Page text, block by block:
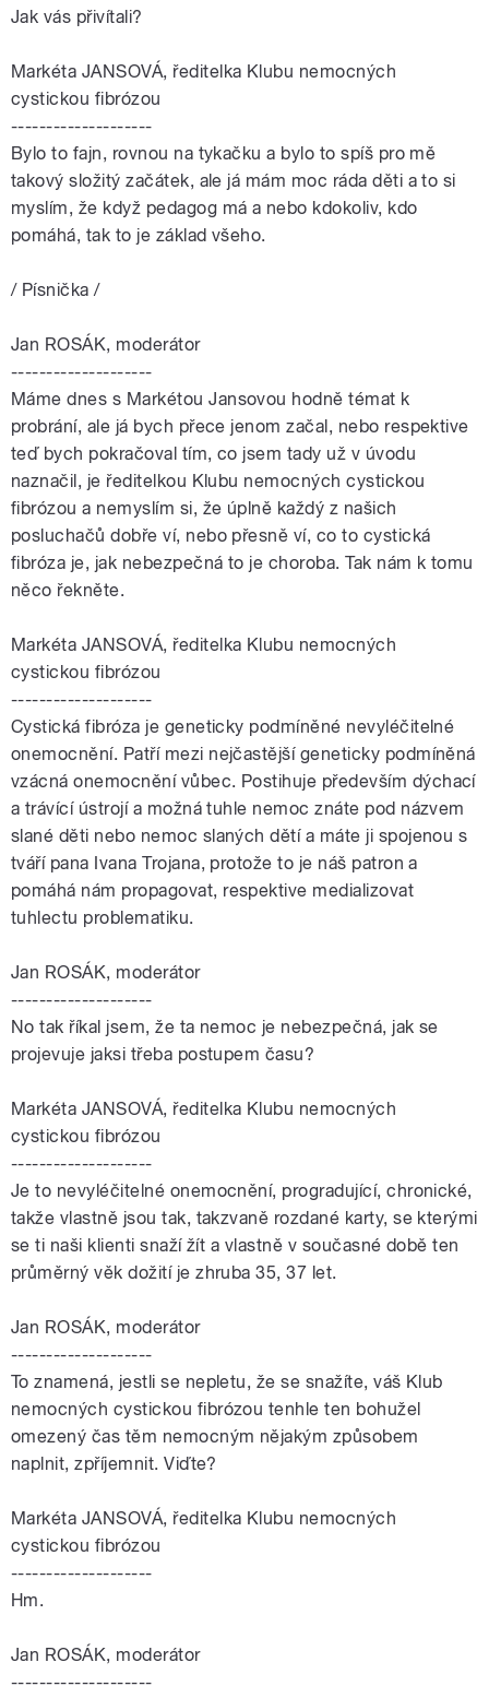
Jak vás přivítali?
Markéta JANSOVÁ, ředitelka Klubu nemocných
cystickou fibrózou
--------------------
Bylo to fajn, rovnou na tykačku a bylo to spíš pro mě
takový složitý začátek, ale já mám moc ráda děti a to si
myslím, že když pedagog má a nebo kdokoliv, kdo
pomáhá, tak to je základ všeho.
/ Písnička /
Jan ROSÁK, moderátor
--------------------
Máme dnes s Markétou Jansovou hodně témat k
probrání, ale já bych přece jenom začal, nebo respektive
teď bych pokračoval tím, co jsem tady už v úvodu
naznačil, je ředitelkou Klubu nemocných cystickou
fibrózou a nemyslím si, že úplně každý z našich
posluchačů dobře ví, nebo přesně ví, co to cystická
fibróza je, jak nebezpečná to je choroba. Tak nám k tomu
něco řekněte.
Markéta JANSOVÁ, ředitelka Klubu nemocných
cystickou fibrózou
--------------------
Cystická fibróza je geneticky podmíněné nevyléčitelné
onemocnění. Patří mezi nejčastější geneticky podmíněná
vzácná onemocnění vůbec. Postihuje především dýchací
a trávící ústrojí a možná tuhle nemoc znáte pod názvem
slané děti nebo nemoc slaných dětí a máte ji spojenou s
tváří pana Ivana Trojana, protože to je náš patron a
pomáhá nám propagovat, respektive medializovat
tuhlectu problematiku.
Jan ROSÁK, moderátor
--------------------
No tak říkal jsem, že ta nemoc je nebezpečná, jak se
projevuje jaksi třeba postupem času?
Markéta JANSOVÁ, ředitelka Klubu nemocných
cystickou fibrózou
--------------------
Je to nevyléčitelné onemocnění, progradující, chronické,
takže vlastně jsou tak, takzvaně rozdané karty, se kterými
se ti naši klienti snaží žít a vlastně v současné době ten
průměrný věk dožití je zhruba 35, 37 let.
Jan ROSÁK, moderátor
--------------------
To znamená, jestli se nepletu, že se snažíte, váš Klub
nemocných cystickou fibrózou tenhle ten bohužel
omezený čas těm nemocným nějakým způsobem
naplnit, zpříjemnit. Viďte?
Markéta JANSOVÁ, ředitelka Klubu nemocných
cystickou fibrózou
--------------------
Hm.
Jan ROSÁK, moderátor
--------------------